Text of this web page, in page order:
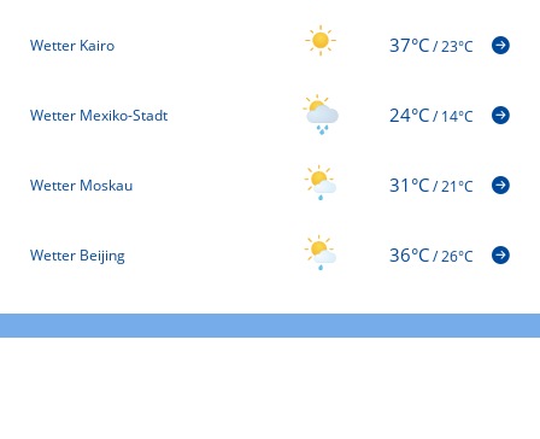
Wetter Kairo 37°C/23°C
Wetter Mexiko-Stadt 24°C/14°C
Wetter Moskau 31°C/21°C
Wetter Beijing 36°C/26°C